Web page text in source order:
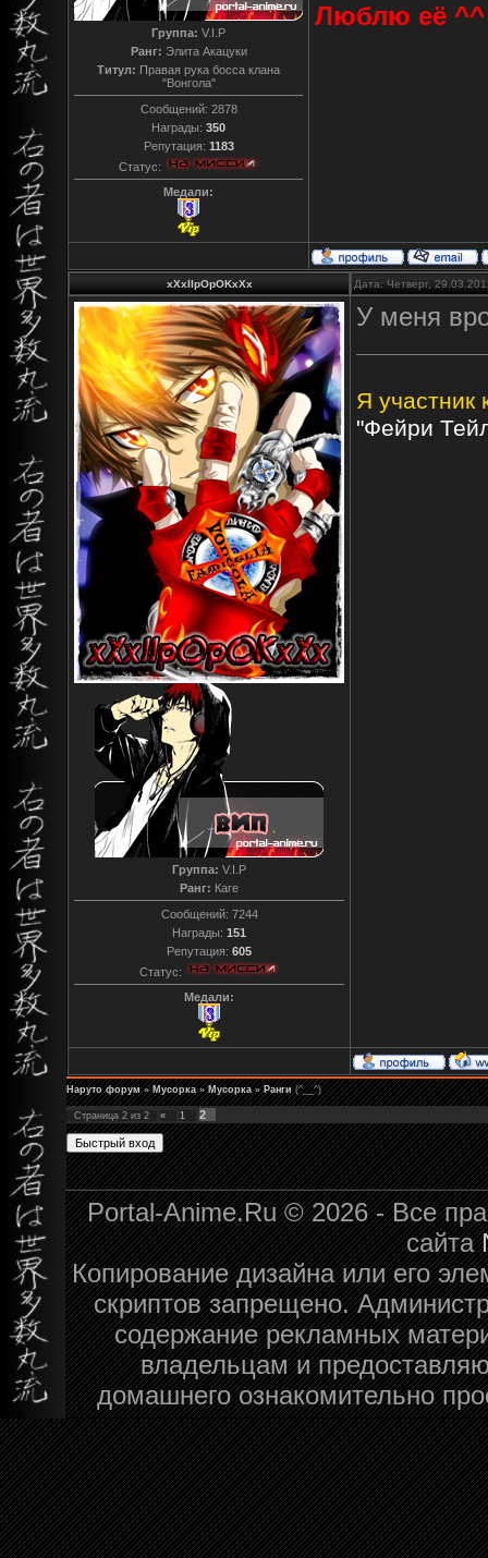
Группа: V.I.P
Ранг: Элита Акацуки
Титул: Правая рука босса клана
"Вонгола"
Сообщений: 2878
Награды: 350
Репутация: 1183
Статус:
Медали:
Люблю её ^^
xXxIIpOpOKxXx Дата: Четверг,
Группа: V.I.P
Ранг: Каге
Сообщений: 7244
Награды: 151
Репутация: 605
Статус:
Медали:
У меня
Я участник
"Фейри
Наруто форум » Мусорка » Мусорка » Ранги (^__^)
Страница 2 из 2 « 1 2
Portal-Anime.Ru © 2026 - Все
сайта
Копирование дизайна или его
скриптов запрещено.
содержание рекламных
владельцам и
домашнего ознакомительно